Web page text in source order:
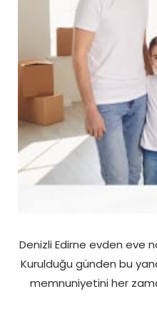
Denizli Edirne evden eve
Kurulduğu günden bu
memnuniyetini her